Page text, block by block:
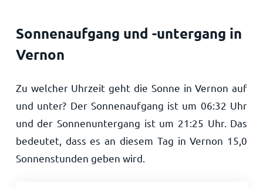
Sonnenaufgang und -untergang in
Vernon
Zu welcher Uhrzeit geht die Sonne in Vernon auf
und unter? Der Sonnenaufgang ist um 06:32 Uhr
und der Sonnenuntergang ist um 21:25 Uhr. Das
bedeutet, dass es an diesem Tag in Vernon 15,0
Sonnenstunden geben wird.